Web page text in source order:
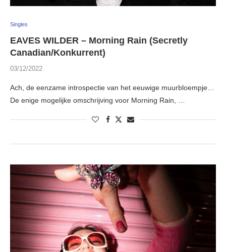
Singles
EAVES WILDER – Morning Rain (Secretly
Canadian/Konkurrent)
03/12/2022
Ach, de eenzame introspectie van het eeuwige muurbloempje…
De enige mogelijke omschrijving voor Morning Rain, …